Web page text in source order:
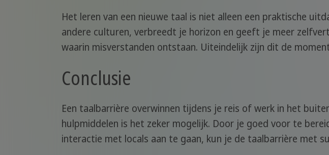
Het leren van een nieuwe taal is niet alleen een praktische
andere culturen, verbreedt je horizon en geeft je meer
waarin misverstanden ontstaan. Uiteindelijk zijn dit de
Conclusie
Een taalbarrière overwinnen tijdens je reis of werk in het
hulpmiddelen is het zeker mogelijk. Door je goed voor te
interactie met locals aan te gaan, kun je de taalbarrière met